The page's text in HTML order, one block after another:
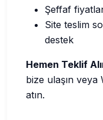
Şeffaf
Site teslim
destek
Hemen Teklif
bize ulaşın
atın.